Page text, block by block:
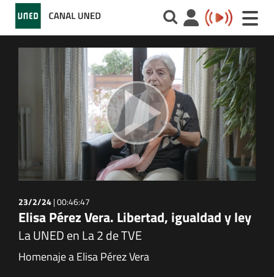
Toggle
23/2/24|00:46:47
Elisa Pérez Vera. Libertad, igualdad y ley
La UNED en La 2 de TVE
Homenaje a Elisa Pérez Vera